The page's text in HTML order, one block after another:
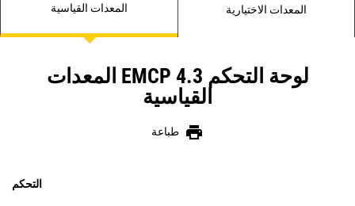
المعدات القياسية المعدات الاختيارية
لوحة التحكم EMCP 4.3 المعدات
القياسية
print طباعة
التحكم